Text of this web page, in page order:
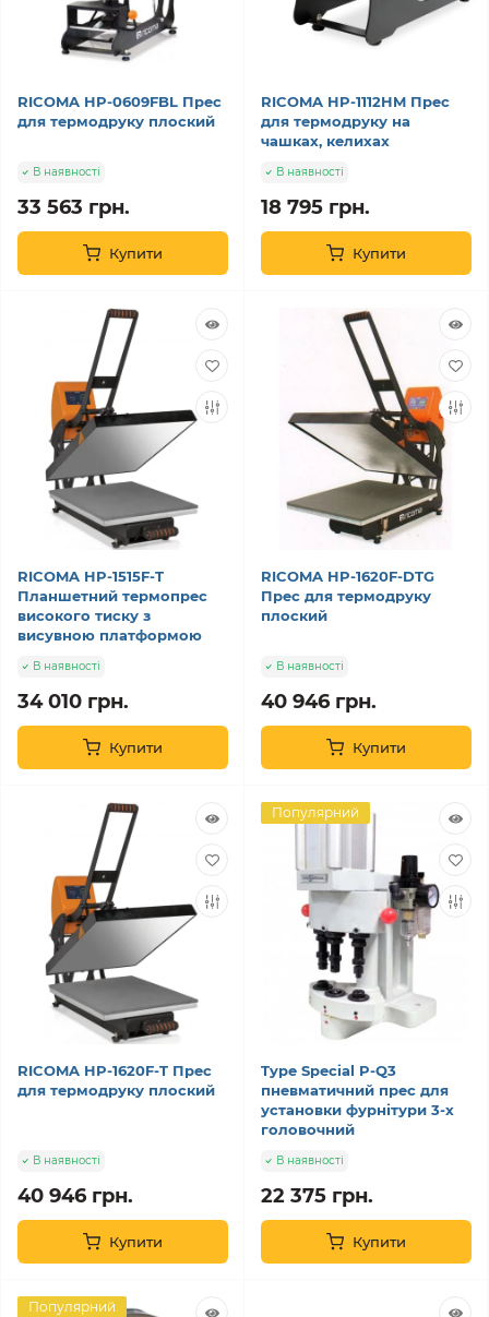
RICOMA HP-0609FBL Прес
для термодруку плоский
В наявності
33 563 грн.
Купити
RICOMA HP-1112HM Прес
для термодруку на
чашках, келихах
В наявності
18 795 грн.
Купити
RICOMA HP-1515F-T
Планшетний термопрес
високого тиску з
висувною платформою
В наявності
34 010 грн.
Купити
RICOMA HP-1620F-DTG
Прес для термодруку
плоский
В наявності
40 946 грн.
Купити
RICOMA HP-1620F-T Прес
для термодруку плоский
В наявності
40 946 грн.
Купити
Популярний
Type Special P-Q3
пневматичний прес для
установки фурнітури 3-х
головочний
В наявності
22 375 грн.
Купити
Популярний